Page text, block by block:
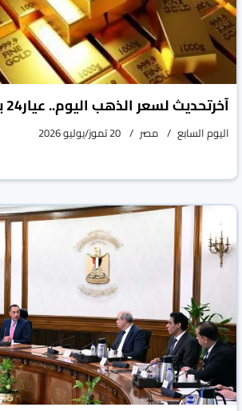
آخرتحديث لسعر الذهب اليوم.. عيار24 بـ6697 جنيها
اليوم السابع مصر 20 تموز/يوليو 2026